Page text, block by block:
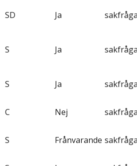
SD Ja
S Ja
S Ja
C Nej
S Frånvarande